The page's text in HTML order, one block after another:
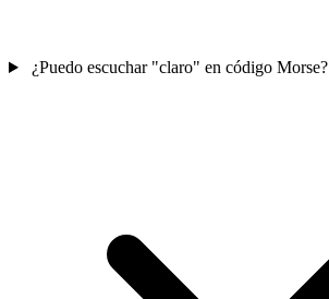
¿Puedo escuchar "claro" en código Morse?